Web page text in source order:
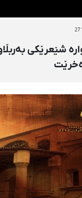
شێعرێكی